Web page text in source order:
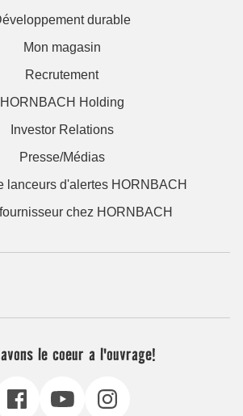
durable
Mon magasin
Recrutement
HORNBACH Holding
Investor Relations
Presse/Médias
lanceurs d'alertes HORNBACH
chez HORNBACH
le coeur a l'ouvrage!